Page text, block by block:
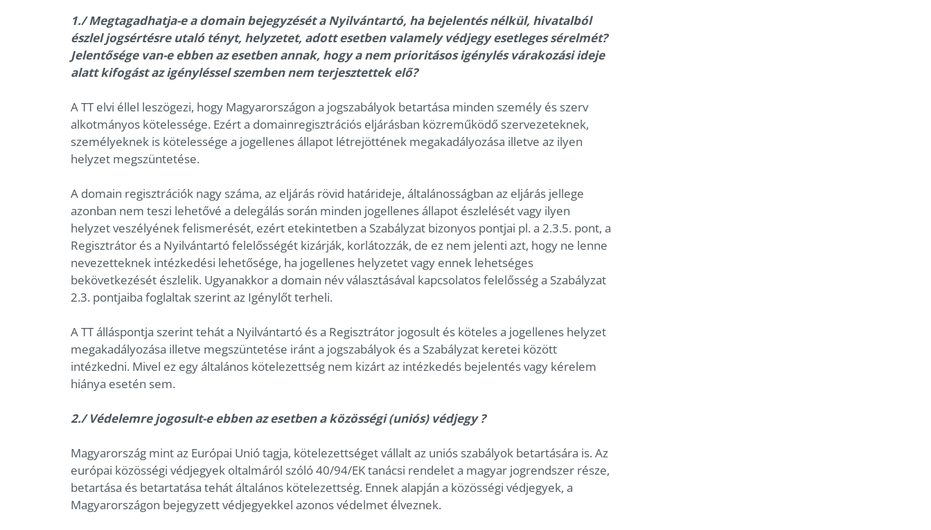
1./ Megtagadhatja-e a domain bejegyzését a Nyilvántartó, ha bejelentés nélkül, hivatalból
észlel jogsértésre utaló tényt, helyzetet, adott esetben valamely védjegy esetleges sérelmét?
Jelentősége van-e ebben az esetben annak, hogy a nem prioritásos igénylés várakozási ideje
alatt kifogást az igényléssel szemben nem terjesztettek elő?
A TT elvi éllel leszögezi, hogy Magyarországon a jogszabályok betartása minden személy és szerv
alkotmányos kötelessége. Ezért a domainregisztrációs eljárásban közreműködő szervezeteknek,
személyeknek is kötelessége a jogellenes állapot létrejöttének megakadályozása illetve az ilyen
helyzet megszüntetése.
A domain regisztrációk nagy száma, az eljárás rövid határideje, általánosságban az eljárás jellege
azonban nem teszi lehetővé a delegálás során minden jogellenes állapot észlelését vagy ilyen
helyzet veszélyének felismerését, ezért etekintetben a Szabályzat bizonyos pontjai pl. a 2.3.5. pont, a
Regisztrátor és a Nyilvántartó felelősségét kizárják, korlátozzák, de ez nem jelenti azt, hogy ne lenne
nevezetteknek intézkedési lehetősége, ha jogellenes helyzetet vagy ennek lehetséges
bekövetkezését észlelik. Ugyanakkor a domain név választásával kapcsolatos felelősség a Szabályzat
2.3. pontjaiba foglaltak szerint az Igénylőt terheli.
A TT álláspontja szerint tehát a Nyilvántartó és a Regisztrátor jogosult és köteles a jogellenes helyzet
megakadályozása illetve megszüntetése iránt a jogszabályok és a Szabályzat keretei között
intézkedni. Mivel ez egy általános kötelezettség nem kizárt az intézkedés bejelentés vagy kérelem
hiánya esetén sem.
2./ Védelemre jogosult-e ebben az esetben a közösségi (uniós) védjegy ?
Magyarország mint az Európai Unió tagja, kötelezettséget vállalt az uniós szabályok betartására is. Az
európai közösségi védjegyek oltalmáról szóló 40/94/EK tanácsi rendelet a magyar jogrendszer része,
betartása és betartatása tehát általános kötelezettség. Ennek alapján a közösségi védjegyek, a
Magyarországon bejegyzett védjegyekkel azonos védelmet élveznek.